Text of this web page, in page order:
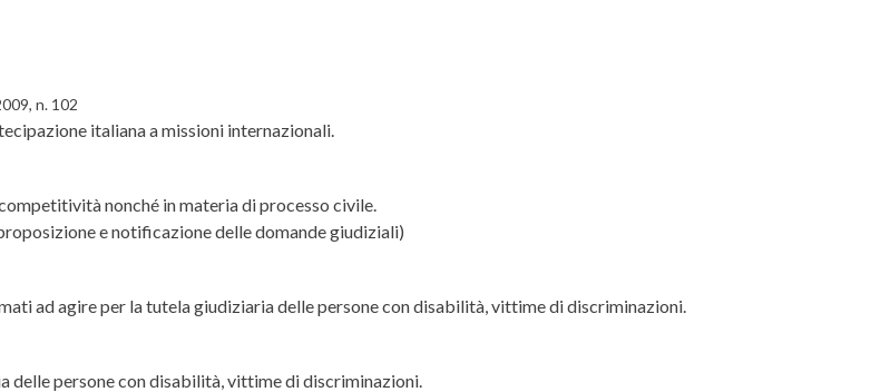
n. 102
italiana a missioni internazionali.
nonché in materia di processo civile.
e notificazione delle domande giudiziali)
ad agire per la tutela giudiziaria delle persone con disabilità, vittime di discriminazioni.
persone con disabilità, vittime di discriminazioni.